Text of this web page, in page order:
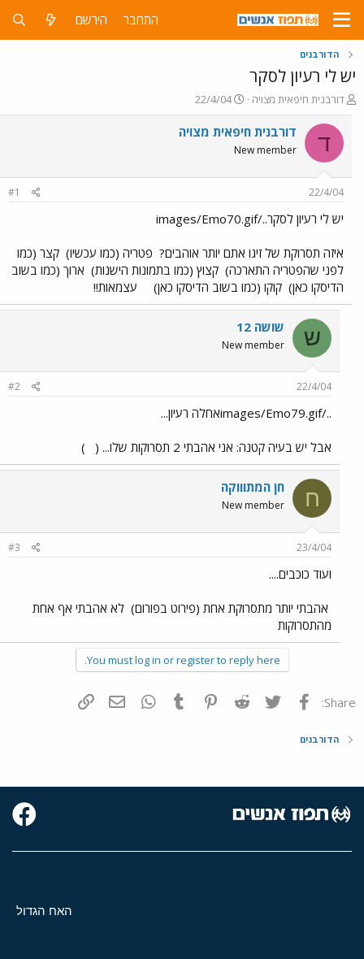
התחבר הירשם
הדורבנים
יש לי רעיון לסקר
פ
ו
ת
ח
ה
ש
א
דורבנית חיפאית מצויה
פ
ו
ר
ר
22/4/04
ד דורבנית חיפאית מצויה
New member
22/4/04
#1
יש לי רעיון לסקר../images/Emo70.gif
איזה תסרוקת של זיגו אתם יותר אוהבים? פטריה (כמו עכשיו) קצר (כמו
לפני שהפטריה התארכה) קצוץ (כמו בתמונות הישנות) ארוך (כמו בשוב
הדיסקו כאן) קוקו (כמו בשוב הדיסקו כאן) עצמאות!!
ש שושה 12
New member
22/4/04
#2
../images/Emo79.gifאחלה רעיון...
אבל יש בעיה קטנה: אני אהבתי 2 תסרוקות שלו... ( )
ח חן המתוווקה
New member
23/4/04
#3
ועוד כוכבים....
אהבתי יותר מתסרוקת אחת (פירוט בפורום) לא אהבתי אף אחת
מהתסרוקות
You must log in or register to reply here.
Share: פייסבוק Twitter
Reddit
Pinterest
Tumblr
WhatsAppדואר אלקטרוני
הדורבנים
האח הגדול